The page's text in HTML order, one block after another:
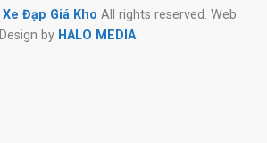
Xe Đạp Giá Kho All rights reserved. Web
Design by HALO MEDIA